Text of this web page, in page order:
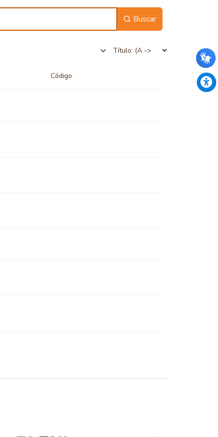
Buscar
Código